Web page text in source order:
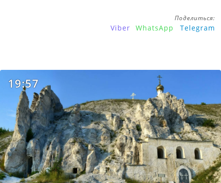
Поделиться:
Viber WhatsApp Telegram
19:57